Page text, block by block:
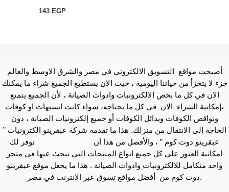
143 EGP
أصبحت مواقع التسويق الالكتروني في مصر والشرق الاوسط والعالم
جزء لا يتجزأ من حياتنا اليومية ، حيث الان يستطيع الجميع شراء ما يمكنك
الان في كل ما بخص الالكترونبات وادوات الصيانة ، لأن الجميع يتمتع
بإمكانية الشراء الان في كل ما يحتاجه، سواء كانت ايسيهات او كوفات
ونواقص الكوفات وبدائل الكوفات أو جميع إلكترونيات الصيانة ، دون
الحاجة إلى الانتقال من منزلك. هذا ما تقدمه شركة عبقرينو الكترونيات ”
عبقرينو دوت كوم ” ، والأفضل من هذا أن
توفر لك
امكانية العثور علي كل جميع انواع المنتجات التي تبحث عنها في متجر
واحد متكامل للالكترونيات وادوات الصيانة . هذا ما يجعل موقع عبقرينو
دوت كوم من أفضل مواقع تسوق عبر الإنترنت في مصر.